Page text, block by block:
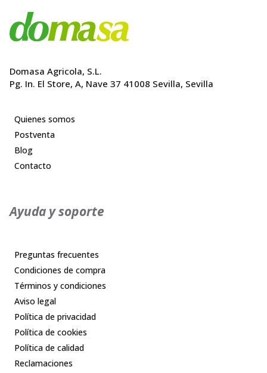
Domasa Agricola, S.L.
Pg. In. El Store, A, Nave 37 41008 Sevilla, Sevilla
Quienes somos
Postventa
Blog
Contacto
Ayuda y soporte
Preguntas frecuentes
Condiciones de compra
Términos y condiciones
Aviso legal
Política de privacidad
Política de cookies
Política de calidad
Reclamaciones